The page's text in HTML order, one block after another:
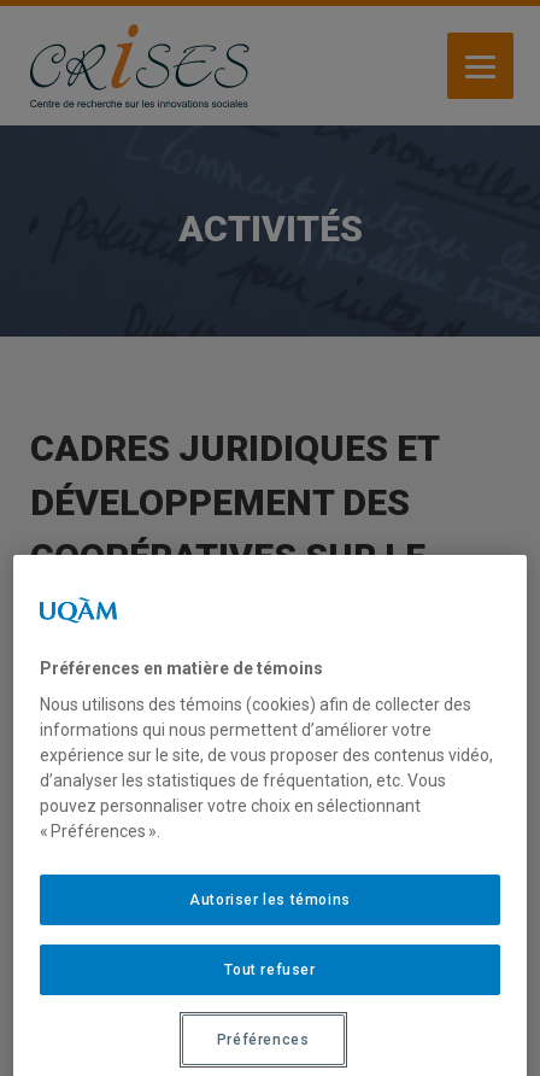
Aller
contenu
principal
ACTIVITÉS
CADRES JURIDIQUES ET
DÉVELOPPEMENT DES
COOPÉRATIVES SUR LE
CONTINENT AFRICAIN :
ENTRE LE DROIT MODERNE
ET LES RÈGLES INSPIRÉES
DES TRADITIONS LOCALES
La Chaire de coopération Desjardins-Guy
Bernier, le CIRIEC-Canada, le CRISES et le
Réseau de recherche en économie sociale et
séminaire animé par Willy Tadjudje,
spécialiste du droit coopératif et de
l’économie sociale et solidaire. Il abordera
les enjeux liés à l’articulation entre le droit
Préférences en matière de témoins
Nous utilisons des témoins (cookies) afin de collecter des
informations qui nous permettent d’améliorer votre
expérience sur le site, de vous proposer des contenus vidéo,
d’analyser les statistiques de fréquentation, etc. Vous
pouvez personnaliser votre choix en sélectionnant
« Préférences ».
Tout refuser
Autoriser les témoins
Préférences